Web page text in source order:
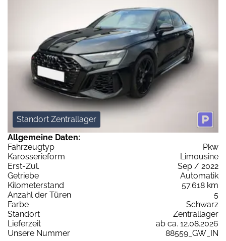
Standort Zentrallager
Allgemeine Daten:
Fahrzeugtyp
Pkw
Karosserieform
Limousine
Erst-Zul.
Sep / 2022
Getriebe
Automatik
Kilometerstand
57.618 km
Anzahl der Türen
5
Farbe
Schwarz
Standort
Zentrallager
Lieferzeit
ab ca. 12.08.2026
Unsere Nummer
88559_GW_IN